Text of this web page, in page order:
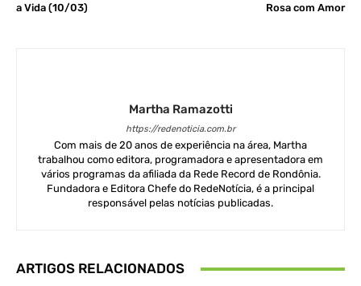
a Vida (10/03)
Rosa com Amor
Martha Ramazotti
https://redenoticia.com.br
Com mais de 20 anos de experiência na área, Martha
trabalhou como editora, programadora e apresentadora em
vários programas da afiliada da Rede Record de Rondônia.
Fundadora e Editora Chefe do RedeNotícia, é a principal
responsável pelas notícias publicadas.
ARTIGOS RELACIONADOS